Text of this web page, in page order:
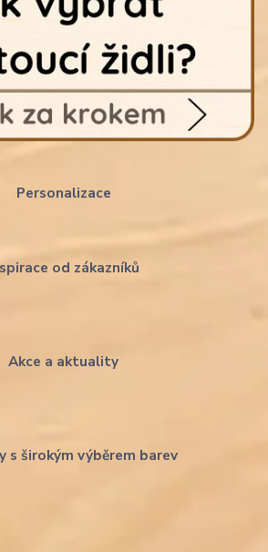
Personalizace
od zákazníků
Akce a aktuality
s širokým výběrem barev